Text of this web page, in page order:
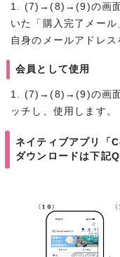
1. (7)→(8)→(9)の画面
いた「購入完了メー
自身のメールアドレス
会員として使用
1. (7)→(8)→(9)の画面
ッチし、使用します
ネイティブアプリ「
ダウンロードは下記